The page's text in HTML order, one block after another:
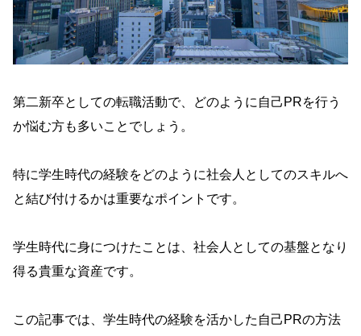
第二新卒としての転職活動で、どのように自己PRを行う
か悩む方も多いことでしょう。
特に学生時代の経験をどのように社会人としてのスキルへ
と結び付けるかは重要なポイントです。
学生時代に身につけたことは、社会人としての基盤となり
得る貴重な資産です。
この記事では、学生時代の経験を活かした自己PRの方法